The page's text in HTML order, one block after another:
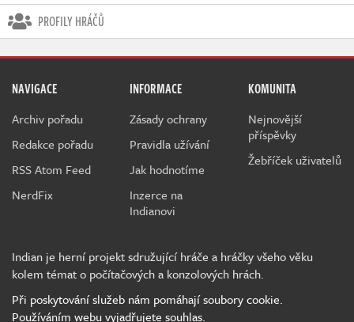
PROFILY HRÁČŮ
NAVIGACE
Archiv pořadu
Redakce pořadu
RSS Atom Feed
NerdFix
INFORMACE
Zásady ochrany
Pravidla užívání
Jak hodnotíme
Inzerce na
Indianovi
KOMUNITA
Nejnovější
příspěvky
Žebříček uživatelů
Indian je herní projekt sdružující hráče a hráčky všeho věku
kolem témat o počítačových a konzolových hrách.
Při poskytování služeb nám pomáhají soubory cookie.
Používáním webu vyjadřujete souhlas.